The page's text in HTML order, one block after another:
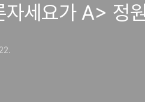
세요가 A> 정